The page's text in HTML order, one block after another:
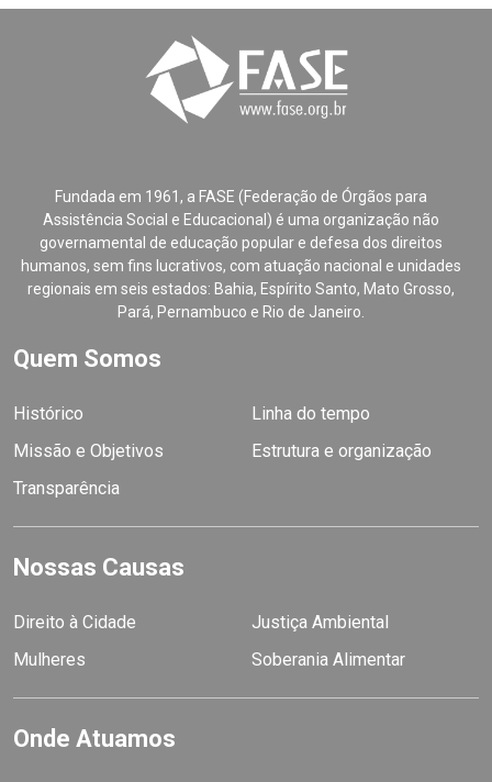
Fundada em 1961, a FASE (Federação de Órgãos para
Assistência Social e Educacional) é uma organização não
governamental de educação popular e defesa dos direitos
humanos, sem fins lucrativos, com atuação nacional e unidades
regionais em seis estados: Bahia, Espírito Santo, Mato Grosso,
Pará, Pernambuco e Rio de Janeiro.
Quem Somos
Histórico
Linha do tempo
Missão e Objetivos
Estrutura e organização
Transparência
Nossas Causas
Direito à Cidade
Justiça Ambiental
Mulheres
Soberania Alimentar
Onde Atuamos